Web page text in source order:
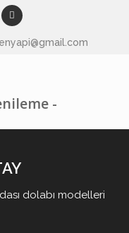
dolabı modelleri